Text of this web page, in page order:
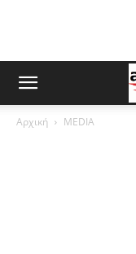
Αρχική MEDIA